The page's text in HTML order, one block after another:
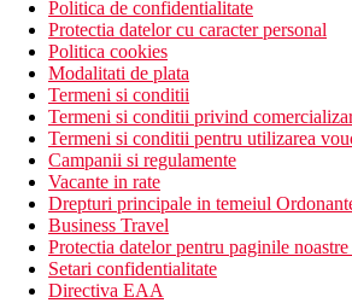
Politica de confidentialitate
Protectia datelor cu caracter personal
Politica cookies
Modalitati de plata
Termeni si conditii
Termeni si conditii privind
Termeni si conditii pentru utilizarea
Campanii si regulamente
Vacante in rate
Drepturi principale in temeiul
Business Travel
Protectia datelor pentru paginile
Setari confidentialitate
Directiva EAA